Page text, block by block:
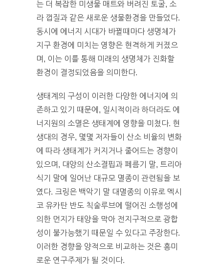
는 더 복잡한 미생물 매트와 버려진 토굴, 소
라 껍질과 같은 새로운 생물환경을 만들었다.
동시에 에너지 시대가 바뀔때마다 생명체가
지구 환경에 미치는 영향은 현격하게 커졌으
며, 이는 이를 통해 미래의 생명체가 진화할
환경이 결정되었음을 의미한다.
생태계의 구성이 이러한 다양한 에너지에 의
존하고 있기 때문에, 일시적이라 하더라도 에
너지원의 소멸은 생태계에 영향을 미쳤다. 현
생대의 경우, 몇몇 저자들이 산소 비율의 변화
에 따라 생태계가 커지거나 줄어드는 경향이
있으며, 대양의 산소결핍과 페름기 말, 트리아
식기 말에 일어난 대규모 멸종이 관련됨을 보
였다. 크링은 백악기 말 대멸종의 이유로 멕시
코 유카탄 반도 칙술루브에 떨어진 소행성에
의한 먼지가 태양을 막아 전지구적으로 광합
성이 불가능했기 때문일 수 있다고 주장한다.
이러한 경향을 양적으로 비교하는 것은 흥미
로운 연구주제가 될 것이다.